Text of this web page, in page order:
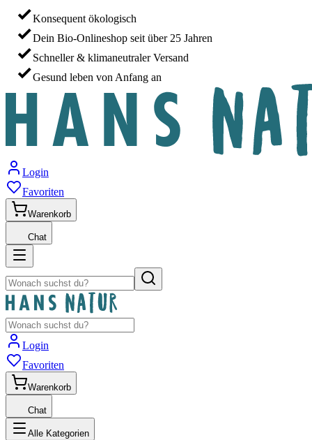
Konsequent ökologisch
Dein Bio-Onlineshop seit über 25 Jahren
Schneller & klimaneutraler Versand
Gesund leben von Anfang an
Login
Favoriten
Warenkorb
Chat
Login
Favoriten
Warenkorb
Chat
Alle Kategorien